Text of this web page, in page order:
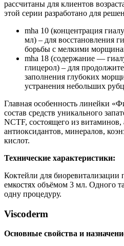
рассчитаны для клиентов
этой серии разработано для
mha 10 (концентрация
мл) – для восстановления
борьбы с мелкими
mha 18 (содержание —
глицерол) – для
заполнения глубоких
устранения небольших
Главная особенность линейки
состав средств уникального
NCTF, состоящего из витаминов,
антиоксидантов, минералов,
кислот.
Технические характеристики:
Коктейли для биоревитализации
емкостях объёмом 3 мл. Одного
одну процедуру.
Viscoderm
Основные свойства и